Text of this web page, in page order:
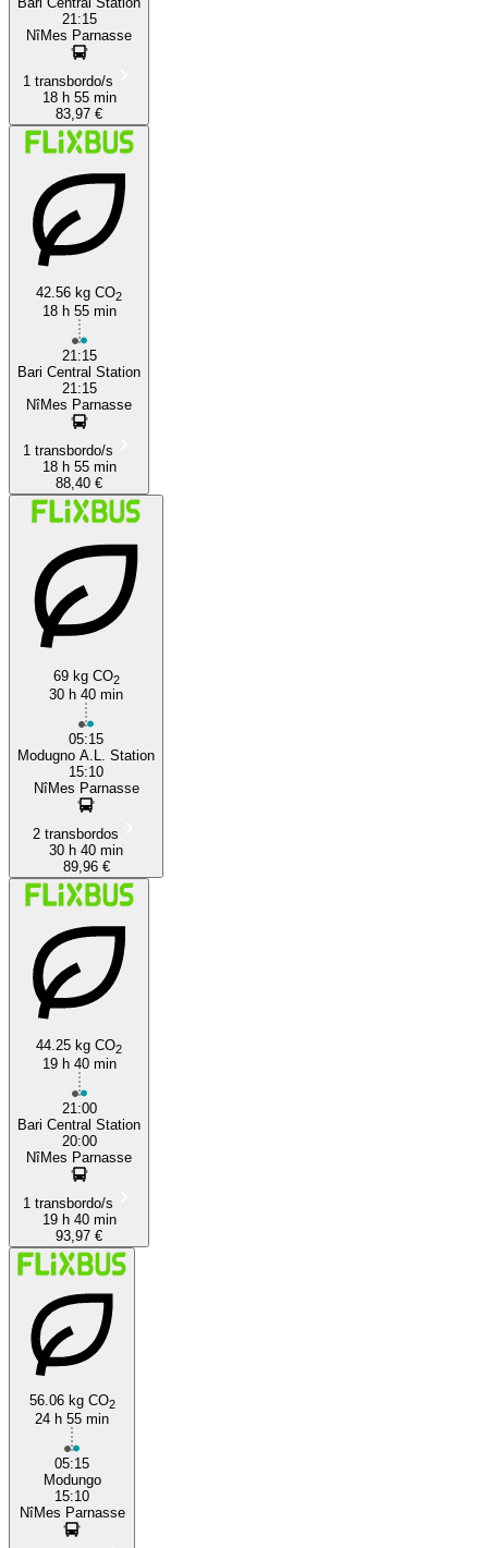
21:15
NîMes Parnasse
1 transbordo/s
18 h 55 min
83,97 €
42.56 kg CO2
18 h 55 min
21:15
Bari Central Station
21:15
NîMes Parnasse
1 transbordo/s
18 h 55 min
88,40 €
69 kg CO2
30 h 40 min
05:15
Modugno A.L. Station
15:10
NîMes Parnasse
2 transbordos
30 h 40 min
89,96 €
44.25 kg CO2
19 h 40 min
21:00
Bari Central Station
20:00
NîMes Parnasse
1 transbordo/s
19 h 40 min
93,97 €
56.06 kg CO2
24 h 55 min
05:15
Modungo
15:10
NîMes Parnasse